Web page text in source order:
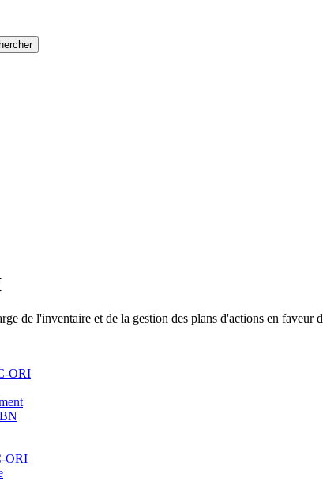
de l'inventaire et de la gestion des plans d'actions en faveur
ORI
ORI